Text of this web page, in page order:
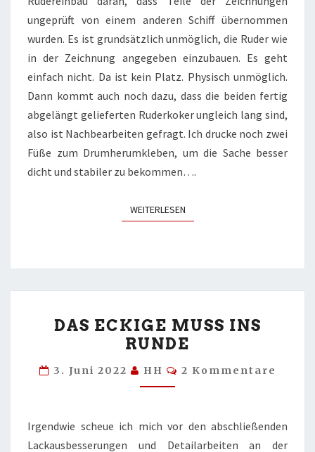
ungeprüft von einem anderen Schiff übernommen
wurden. Es ist grundsätzlich unmöglich, die Ruder wie
in der Zeichnung angegeben einzubauen. Es geht
einfach nicht. Da ist kein Platz. Physisch unmöglich.
Dann kommt auch noch dazu, dass die beiden fertig
abgelängt gelieferten Ruderkoker ungleich lang sind,
also ist Nachbearbeiten gefragt. Ich drucke noch zwei
Füße zum Drumherumkleben, um die Sache besser
dicht und stabiler zu bekommen….
WEITERLESENWEITERLESEN
ECKIGE
MUSS
INS
RUNDE
DAS ECKIGE MUSS INS
RUNDE
3. Juni 2022 HH Kommentare
2 Kommentare
Irgendwie scheue ich mich vor den abschließenden
Lackausbesserungen und Detailarbeiten an der